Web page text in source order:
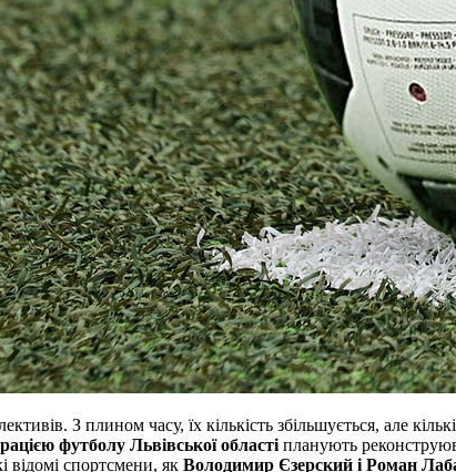
З плином часу, їх кількість збільшується, але
футболу Львівської області планують
відомі спортсмени, як Володимир Єзерский і Роман